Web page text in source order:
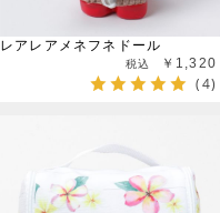
レアレアメネフネドール
￥1,320
(4)